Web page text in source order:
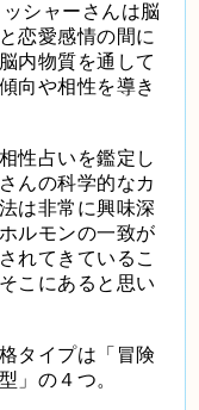
シャーさんは脳
恋愛感情の間に
内物質を通して
向や相性を導き
性占いを鑑定し
んの科学的なカ
は非常に興味深
ルモンの一致が
れてきているこ
こにあると思い
タイプは「冒険
」の４つ。